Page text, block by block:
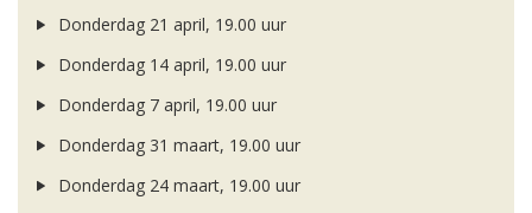
Donderdag 21 april, 19.00 uur
Donderdag 14 april, 19.00 uur
Donderdag 7 april, 19.00 uur
Donderdag 31 maart, 19.00 uur
Donderdag 24 maart, 19.00 uur